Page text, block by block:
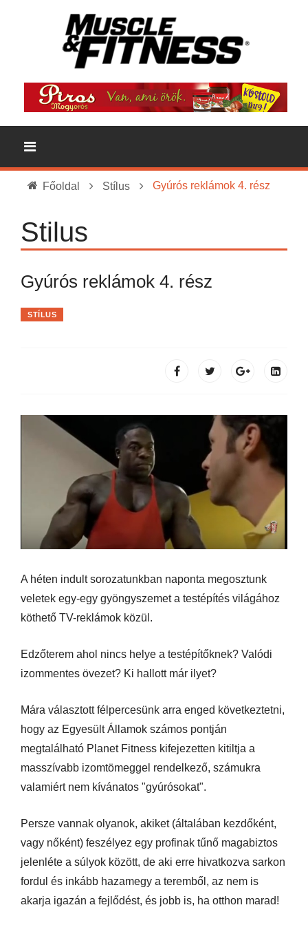
Főoldal Stílus Gyúrós reklámok 4. rész
Stilus
Gyúrós reklámok 4. rész
STÍLUS
A héten indult sorozatunkban naponta megosztunk
veletek egy-egy gyöngyszemet a testépítés világához
köthető TV-reklámok közül.
Edzőterem ahol nincs helye a testépítőknek? Valódi
izommentes övezet? Ki hallott már ilyet?
Mára választott félpercesünk arra enged következtetni,
hogy az Egyesült Államok számos pontján
megtalálható Planet Fitness kifejezetten kitiltja a
masszívabb izomtömeggel rendelkező, számukra
valamiért nem kívánatos "gyúrósokat".
Persze vannak olyanok, akiket (általában kezdőként,
vagy nőként) feszélyez egy profinak tűnő magabiztos
jelenléte a súlyok között, de aki erre hivatkozva sarkon
fordul és inkább hazamegy a teremből, az nem is
akarja igazán a fejlődést, és jobb is, ha otthon marad!